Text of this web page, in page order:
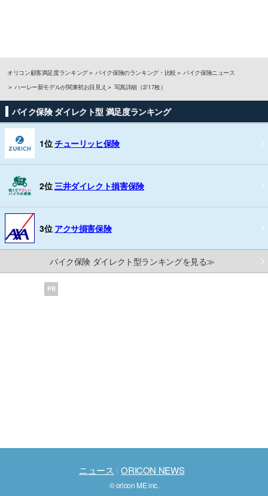
オリコン顧客満足度ランキング バイク保険のランキング・比較
バイク保険ニュース
ハーレー新モデルが関東初お目見え
写真詳細（2/17枚）
バイク保険 ダイレクト型 満足度ランキング
1位チューリッヒ保険
2位 三井ダイレクト損害保険
3位 アクサ損害保険
バイク保険 ダイレクト型ランキングを見る≫
PR
ニュース ORICON NEWS
© oricon ME inc.